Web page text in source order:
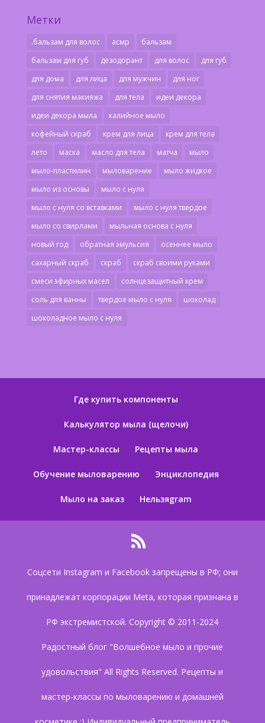
Метки
.бальзам для волос асмр
бальзам
бальзам для губ
дезодорант для волос
для губ
для дома
для лица для мужчин
для ног
для снятия макияжа
для тела
идеи декора
идеи декора мыла
калийное мыло
кофейный скраб
крем для лица
крем для тела
лето
маска масло для тела матча
мыло
мыло-пластилин
мыловарение
мыло жидкое
мыло из основы
мыло с нуля
мыло с нуля со вставками
мыло с нуля твердое
мыло со свирлами
мыльная основа с нуля
новый год
обратная эмульсия
осеннее мыло
сахарный скраб
скраб
скраб своими руками
смеси эфирных масел
солнцезащитный крем
соль для ванны
твердое мыло с нуля
шоколад
шоколадное мыло с нуля
Где купить компоненты
Калькулятор мыла (щелочи)
Мастер-классы Рецепты мыла
Обучение мыловарению Энциклопедия
Мыло на заказ Нельзяgram
Соцсети Instagram и Facebook запрещены в РФ; они
принадлежат корпорации Meta, которая признана в
РФ экстремистской. Copyright © 2011-2024
Радостный блог "Волшебное мыло и прочие
удовольствия" All Rights Reserved. Рецепты и
мастер-классы по мыловарению и домашней